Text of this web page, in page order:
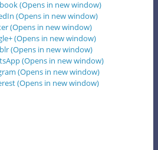
(Opens in new window)
(Opens in new window)
(Opens in new window)
(Opens in new window)
(Opens in new window)
(Opens in new window)
(Opens in new window)
(Opens in new window)